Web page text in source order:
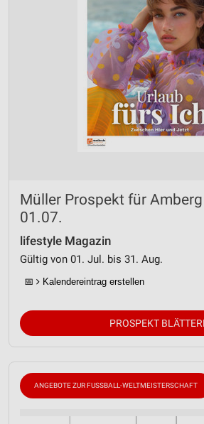
Müller Prospekt für
01.07.
lifestyle Magazin
Gültig von 01. Jul. bis 31. Aug.
📅 Kalendereintrag erstellen
PROSPEKT
ANGEBOTE ZUR FUSSBALL-WELTMEISTERSCHAFT